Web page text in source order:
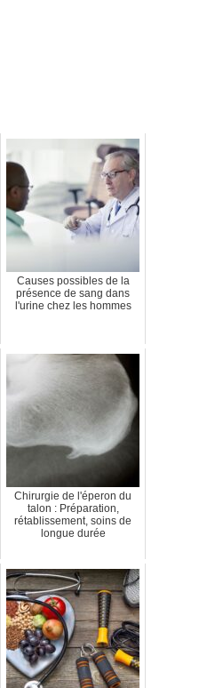
Causes possibles de la
présence de sang dans
l'urine chez les hommes
Chirurgie de l'éperon du
talon : Préparation,
rétablissement, soins de
longue durée